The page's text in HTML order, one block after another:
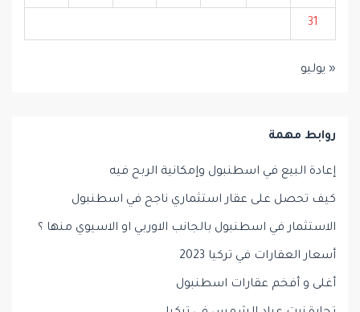
31
« يوليو
روابط مهمة
إعادة البيع في اسطنبول وإمكانية الربح فيه
كيف تحصل على عقار استثماري ناجح في اسطنبول
الاستثمار في اسطنبول بالجانب الاوربي او الاسيوي منها ؟
أسعار العقارات في تركيا 2023
أغلى و أفخم عقارات اسطنبول